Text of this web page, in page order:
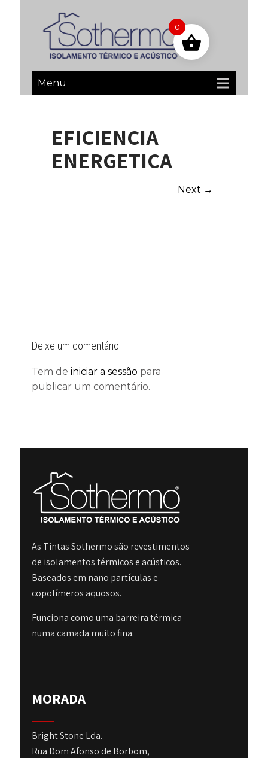
Menu
EFICIENCIA
ENERGETICA
Next →
Deixe um comentário
Tem de iniciar a sessão para
publicar um comentário.
As Tintas Sothermo são revestimentos
de isolamentos térmicos e acústicos.
Baseados em nano partículas e
copolímeros aquosos.
Funciona como uma barreira térmica
numa camada muito fina.
MORADA
Bright Stone Lda.
Rua Dom Afonso de Borbom,
0